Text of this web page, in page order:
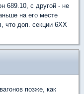
689.10, с другой - не
на его месте
что доп. секции 6ХХ
позже, как